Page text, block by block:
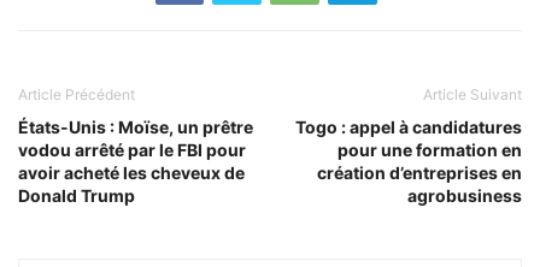
Article Précédent
États-Unis : Moïse, un prêtre
vodou arrêté par le FBI pour
avoir acheté les cheveux de
Donald Trump
Article Suivant
Togo : appel à candidatures
pour une formation en
création d’entreprises en
agrobusiness